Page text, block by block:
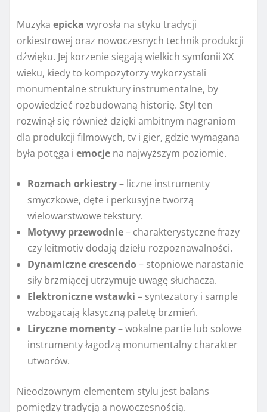
Muzyka epicka wyrosła na styku tradycji
orkiestrowej oraz nowoczesnych technik produkcji
dźwięku. Jej korzenie sięgają wielkich symfonii XX
wieku, kiedy to kompozytorzy wykorzystali
monumentalne struktury instrumentalne, by
opowiedzieć rozbudowaną historię. Styl ten
rozwinął się również dzięki ambitnym nagraniom
dla produkcji filmowych, tv i gier, gdzie wymagana
była potęga i emocje na najwyższym poziomie.
Rozmach orkiestry– liczne instrumenty
smyczkowe, dęte i perkusyjne tworzą
wielowarstwowe tekstury.
Motywy przewodnie– charakterystyczne frazy
czy leitmotiv dodają dziełu rozpoznawalności.
Dynamiczne crescendo – stopniowe narastanie
siły brzmiącej utrzymuje uwagę słuchacza.
Elektroniczne wstawki – syntezatory i sample
wzbogacają klasyczną paletę brzmień.
Liryczne momenty– wokalne partie lub solowe
instrumenty łagodzą monumentalny charakter
utworów.
Nieodzownym elementem stylu jest balans
pomiędzy tradycją a nowoczesnością.